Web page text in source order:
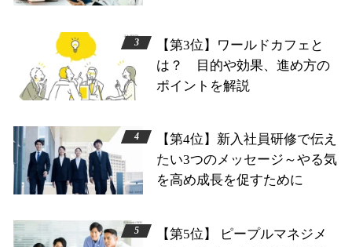
【第3位】ワールドカフェと
は？ 目的や効果、進め方の
ポイントを解説
【第4位】新入社員研修で伝え
たい3つのメッセージ～やる気
を高め成長を促すために
【第5位】 ピープルマネジメ